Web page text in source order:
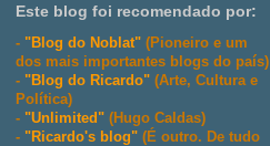
Este blog foi recomendado por:
- "Blog do Noblat" (Pioneiro e um
dos mais importantes blogs do país)
- "Blog do Ricardo" (Arte, Cultura e
Política)
- "Unlimited" (Hugo Caldas)
- "Ricardo's blog" (É outro. De tudo